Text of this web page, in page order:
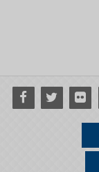
Facebook
Twitter Flickr